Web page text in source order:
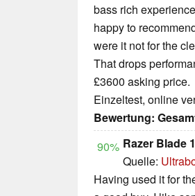
bass rich
happy to
were it not for the
That drops
£3600 asking price.
Einzeltest, online
Bewertung:
90% Razer Blade
Quelle:
Having used it for